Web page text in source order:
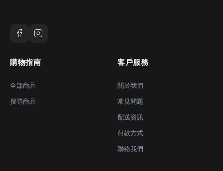
購物指南
全部商品
搜尋商品
客戶服務
關於我們
常見問題
配送資訊
付款方式
聯絡我們